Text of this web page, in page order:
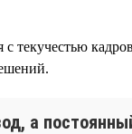
с текучестью
а